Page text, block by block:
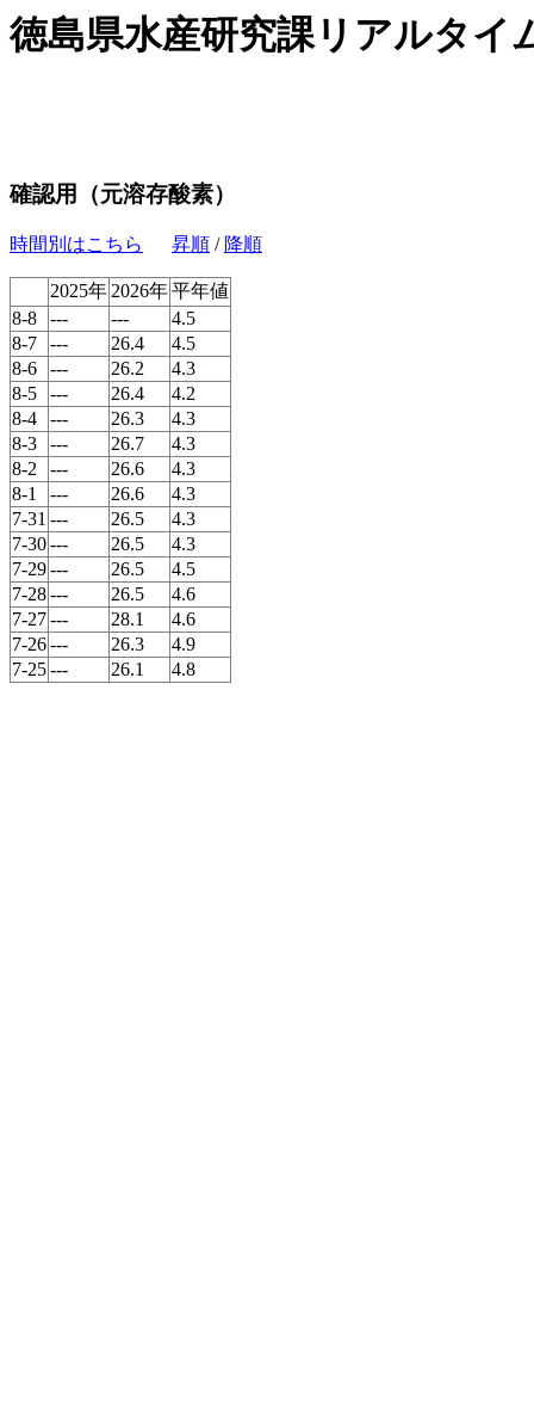
徳島県水産研究課リアルタイ
確認用（元溶存酸素）
時間別はこちら 昇順 / 降順
2025年 2026年平年値
8-8
--- ---
4.5
8-7
--- 26.4
4.5
8-6
--- 26.2
4.3
8-5
--- 26.4
4.2
8-4
--- 26.3
4.3
8-3
--- 26.7
4.3
8-2
--- 26.6
4.3
8-1
--- 26.6
4.3
7-31 --- 26.5
4.3
7-30--- 26.5
4.3
7-29--- 26.5
4.5
7-28--- 26.5
4.6
7-27--- 28.1
4.6
7-26--- 26.3
4.9
7-25--- 26.1 4.8